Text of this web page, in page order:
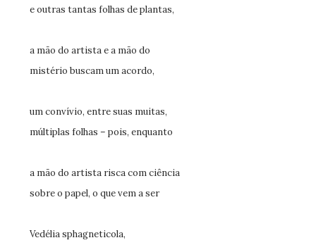
e outras tantas folhas de plantas,
a mão do artista e a mão do
mistério buscam um acordo,
um convívio, entre suas muitas,
múltiplas folhas – pois, enquanto
a mão do artista risca com ciência
sobre o papel, o que vem a ser
Vedélia sphagneticola,